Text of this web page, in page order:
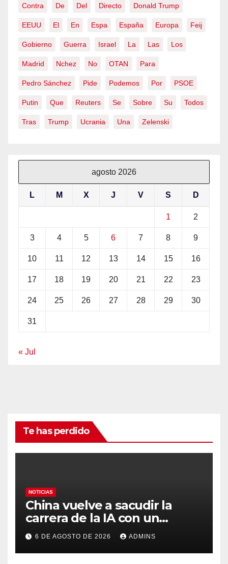
Contra De Del Directo Donald Trump
EEUU El En Espa España Europa Feij
Gobierno Guerra Israel La Las Los
Madrid Nchez No OTAN Para
Pedro Sánchez Pide Podemos Por PSOE
Putin Que Reuters Se Sobre Su Todos
Tras Trump Ucrania Una Zelenski
agosto 2026
L M X J V S D
1 2
3 4 5 6 7 8 9
10 11 12 13 14 15 16
17 18 19 20 21 22 23
24 25 26 27 28 29 30
31
« Jul
Te has perdido
NOTICIAS
China vuelve a sacudir la
carrera de la IA con un
modelo capaz de trabajar
durante días sin intervención
humana
6 DE AGOSTO DE 2026 ADMINS